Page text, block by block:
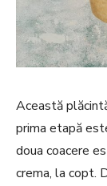
Această
prima etapă
doua coacere
crema, la copt.